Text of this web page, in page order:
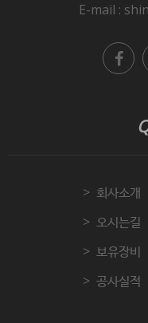
E-mail :
회사소개
오시는길
보유장비
공사실적